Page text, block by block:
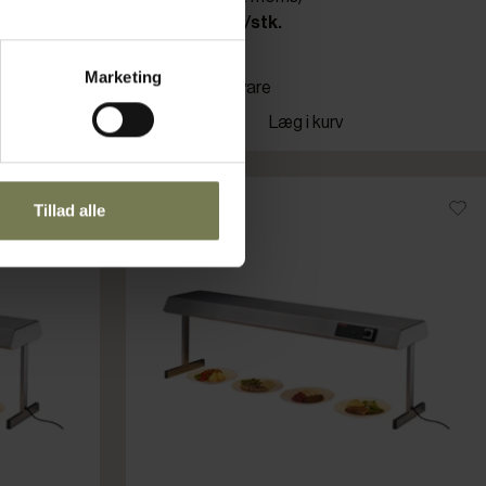
Marketing
Tillad alle
9.520,00 kr./stk.
Bestillingsvare
Læg i kurv